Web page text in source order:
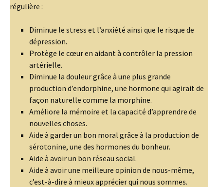
régulière :
Diminue le stress et l’anxiété ainsi que le risque de
dépression.
Protège le cœur en aidant à contrôler la pression
artérielle.
Diminue la douleur grâce à une plus grande
production d’endorphine, une hormone qui agirait de
façon naturelle comme la morphine.
Améliore la mémoire et la capacité d’apprendre de
nouvelles choses.
Aide à garder un bon moral grâce à la production de
sérotonine, une des hormones du bonheur.
Aide à avoir un bon réseau social.
Aide à avoir une meilleure opinion de nous-même,
c’est-à-dire à mieux apprécier qui nous sommes.